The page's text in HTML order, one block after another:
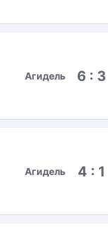
Агидель 6 : 3
Агидель 4 : 1